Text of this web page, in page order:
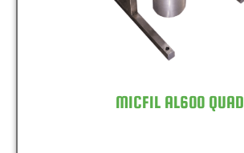
MICFIL AL600 QUAD